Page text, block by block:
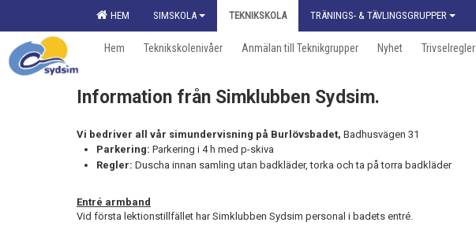
HEM SIMSKOLA TEKNIKSKOLA TRÄNINGS- & TÄVLINGSGRUPPER
Hem Teknikskolenivåer Anmälan till Teknikgrupper Nyhet Trivselregler
Information från Simklubben Sydsim.
Vi bedriver all vår simundervisning på Burlövsbadet, Badhusvägen 31
Parkering: Parkering i 4 h med p-skiva
Regler: Duscha innan samling utan badkläder, torka och ta på torra badkläder
Entré armband
Vid första lektionstillfället har Simklubben Sydsim personal i badets entré.